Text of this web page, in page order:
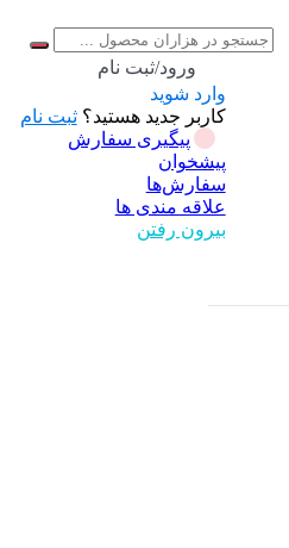
ورود/ثبت نام
وارد شوید
کاربر جدید هستید؟ثبت نام
پیشخوان
سفارش‌ها
علاقه مندی ها
پیگیری سفارش
بیرون رفتن